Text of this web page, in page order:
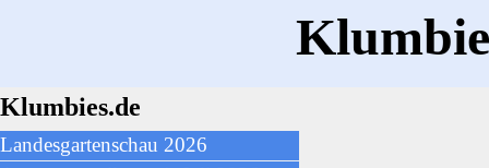
Klumbies.de
Menü überspringen
Landesgartenschau 2026